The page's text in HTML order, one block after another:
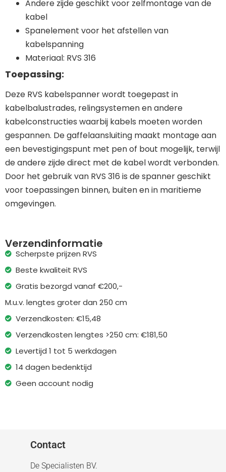
Andere zijde geschikt voor zelfmontage van de
kabel
Spanelement voor het afstellen van
kabelspanning
Materiaal: RVS 316
Toepassing:
Deze RVS kabelspanner wordt toegepast in
kabelbalustrades, relingsystemen en andere
kabelconstructies waarbij kabels moeten worden
gespannen. De gaffelaansluiting maakt montage aan
een bevestigingspunt met pen of bout mogelijk, terwijl
de andere zijde direct met de kabel wordt verbonden.
Door het gebruik van RVS 316 is de spanner geschikt
voor toepassingen binnen, buiten en in maritieme
omgevingen.
Verzendinformatie
Scherpste prijzen RVS
Beste kwaliteit RVS
Gratis bezorgd vanaf €200,-
M.u.v. lengtes groter dan 250 cm
Verzendkosten: €15,48
Verzendkosten lengtes >250 cm: €181,50
Levertijd 1 tot 5 werkdagen
14 dagen bedenktijd
Geen account nodig
Contact
De Specialisten BV.